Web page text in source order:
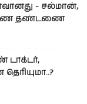
- சல்மான்,
மரண தண்டணை
டாக்டர்,